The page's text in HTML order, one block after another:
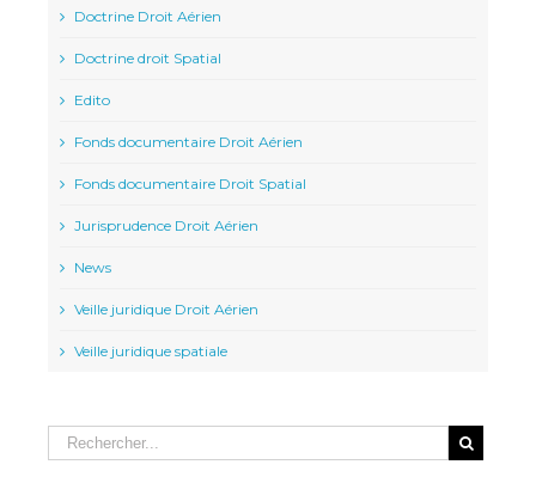
Doctrine Droit Aérien
Doctrine droit Spatial
Edito
Fonds documentaire Droit Aérien
Fonds documentaire Droit Spatial
Jurisprudence Droit Aérien
News
Veille juridique Droit Aérien
Veille juridique spatiale